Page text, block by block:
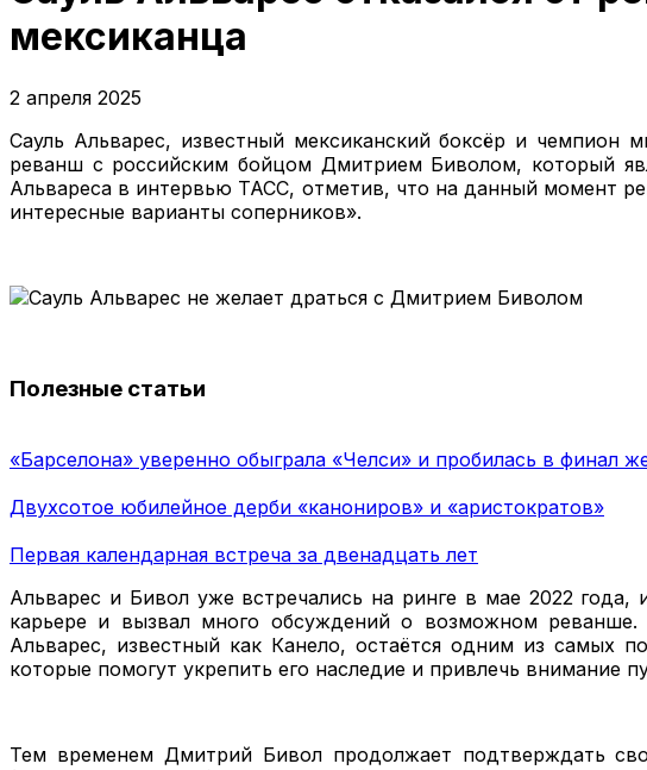
мексиканца
2 апреля 2025
Сауль Альварес, известный мексиканский боксёр и
реванш с российским бойцом Дмитрием Биволом, который
Альвареса в интервью ТАСС, отметив, что на данный момент
интересные варианты соперников».
Полезные статьи
«Барселона» уверенно обыграла «Челси» и пробилась в финал
Двухсотое юбилейное дерби «канониров» и «аристократов»
Первая календарная встреча за двенадцать лет
Альварес и Бивол уже встречались на ринге в мае 2022
карьере и вызвал много обсуждений о возможном реванше.
Альварес, известный как Канело, остаётся одним из самых
которые помогут укрепить его наследие и привлечь внимание
Тем временем Дмитрий Бивол продолжает подтверждать